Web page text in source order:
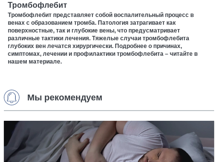
Тромбофлебит
Тромбофлебит представляет собой воспалительный процесс в
венах с образованием тромба. Патология затрагивает как
поверхностные, так и глубокие вены, что предусматривает
различные тактики лечения. Тяжелые случаи тромбофлебита
глубоких вен лечатся хирургически. Подробнее о причинах,
симптомах, лечении и профилактики тромбофлебита – читайте в
нашем материале.
Мы рекомендуем